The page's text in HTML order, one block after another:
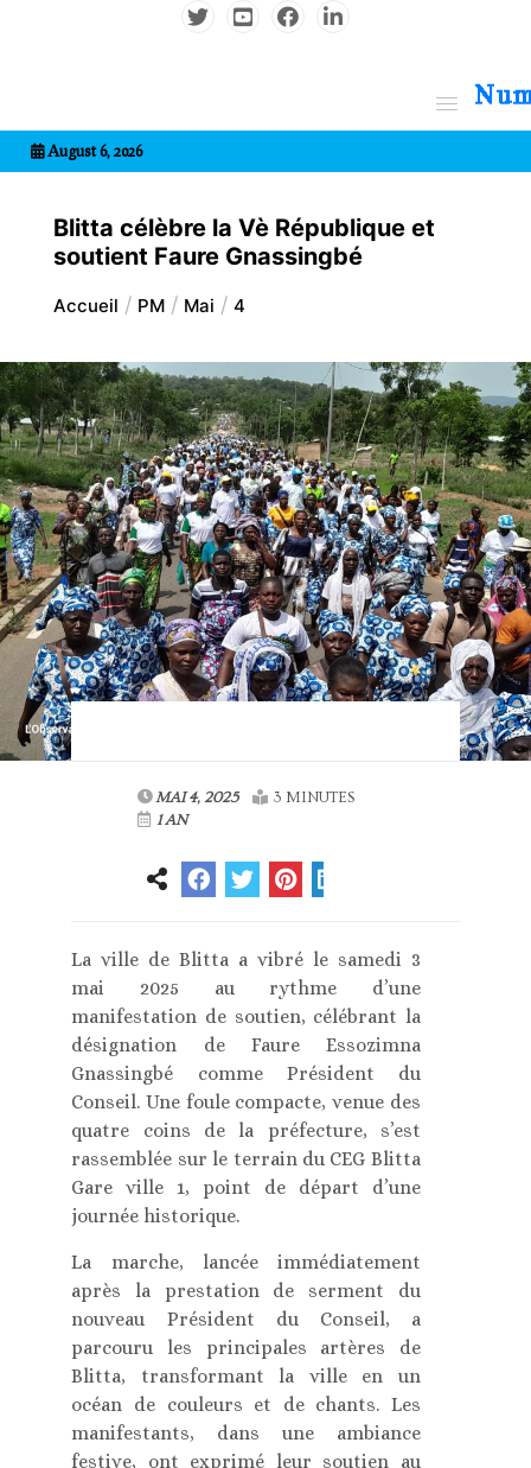
August 6, 2026
Blitta célèbre la Vè République et
soutient Faure Gnassingbé
Accueil PM Mai 4
MAI 4, 2025
3 MINUTES
1 AN
La ville de Blitta a vibré le samedi 3
mai 2025 au rythme d’une
manifestation de soutien, célébrant la
désignation de Faure Essozimna
Gnassingbé comme Président du
Conseil. Une foule compacte, venue des
quatre coins de la préfecture, s’est
rassemblée sur le terrain du CEG Blitta
Gare ville 1, point de départ d’une
journée historique.
La marche, lancée immédiatement
après la prestation de serment du
nouveau Président du Conseil, a
parcouru les principales artères de
Blitta, transformant la ville en un
océan de couleurs et de chants. Les
manifestants, dans une ambiance
festive, ont exprimé leur soutien au